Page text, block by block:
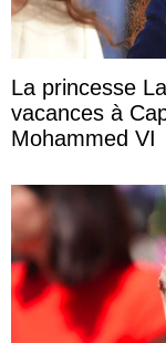
La princesse
vacances à
Mohammed VI